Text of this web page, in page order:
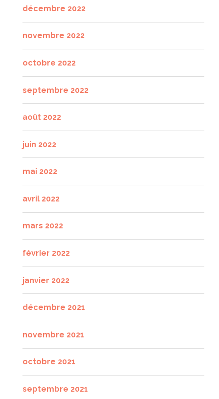
décembre 2022
novembre 2022
octobre 2022
septembre 2022
août 2022
juin 2022
mai 2022
avril 2022
mars 2022
février 2022
janvier 2022
décembre 2021
novembre 2021
octobre 2021
septembre 2021